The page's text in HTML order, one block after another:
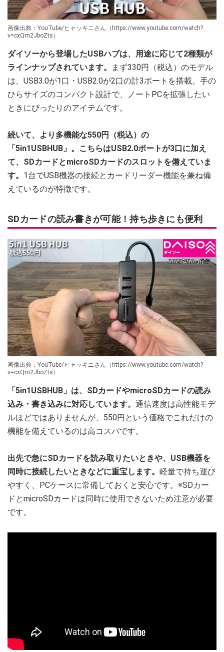
画像出典：YouTube/ヒャッキニさん（https://www.youtube.com/watch?
v=cxQm2JboZts）
ダイソーから登場したUSBハブは、用途に応じて2種類が
ラインナップされています。
まず330円（税込）のモデル
は、USB3.0が1口・USB2.0が2口の計3ポートを搭載。手の
ひらサイズのコンパクト設計で、ノートPCを拡張したい
ときにぴったりのアイテムです。
続いて、より多機能な550円（税込）の
「5in1USBHUB」。こちらはUSB2.0ポートが3口に加え
て、SDカードとmicroSDカードのスロットを備えていま
す。 1台でUSB機器の接続とカードリーダー機能を兼ね備
えているのが特徴です。
SDカードの読み書きが可能！持ち歩きにも便利
画像出典：YouTube/ヒャッキニさん（https://www.youtube.com/watch?
v=cxQm2JboZts）
「5in1USBHUB」は、SDカードやmicroSDカードの読み
込み・書き込みに対応しています。 通信速度は高性能モデ
ルほどではありませんが、550円という価格でこれだけの
機能を備えているのは高コスパです。
出先で急にSDカードを読み取りたいときや、USB機器を
同時に接続したいときなどに重宝します。 軽量で持ち運び
やすく、PCケースに常備しておくと安心です。※SDカー
ドとmicroSDカードは同時に使用できないため注意が必要
です。